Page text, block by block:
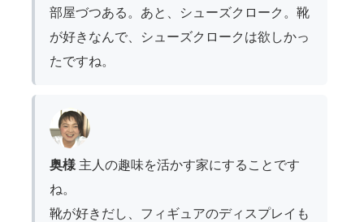
部屋づつある。あと、シューズクローク。靴
が好きなんで、シューズクロークは欲しかっ
たですね。
奥様 主人の趣味を活かす家にすることです
ね。
靴が好きだし、フィギュアのディスプレイも